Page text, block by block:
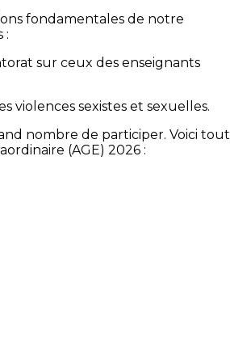
fondamentales de notre
:
sur ceux des enseignants
violences sexistes et sexuelles.
nombre de participer. Voici tout
(AGE) 2026 :